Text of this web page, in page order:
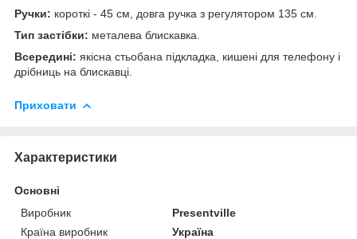
Ручки: короткі - 45 см, довга ручка з регулятором 135 см.
Тип застібки: металева блискавка.
Всередині: якісна стьобана підкладка, кишені для телефону і
дрібниць на блискавці.
Приховати
Характеристики
Основні
Виробник
Presentville
Країна виробник
Україна